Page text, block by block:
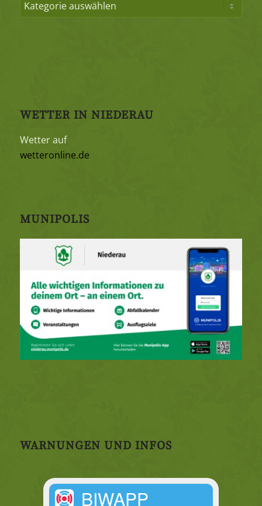
WETTER IN NIEDERAU
Wetter auf
wetteronline.de
MUNIPOLIS
WARNUNGEN UND INFOS
BIWAPP